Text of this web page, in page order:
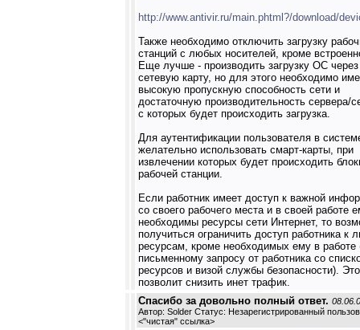
http://www.antivir.ru/main.phtml?/download/
Также необходимо отключить загрузку
станций с любых носителей, кроме
Еще лучше - производить загрузку ОС через
сетевую карту, но для этого необходимо
высокую пропускную способность сети и
достаточную производительность сервера/
с которых будет происходить загрузка.
Для аутентификации пользователя в
желательно использовать смарт-карты, при
извлечении которых будет происходить
рабочей станции.
Если работник имеет доступ к важной
со своего рабочего места и в своей работе
необходимы ресурсы сети Интернет, то
получиться ограничить доступ работника к
ресурсам, кроме необходимых ему в работе
письменному запросу от работника со
ресурсов и визой службы безопасности).
позволит снизить инет трафик.
Спасибо за довольно полный ответ.
Автор: Solder Статус: Незарегистрированный
<"чистая" ссылка>